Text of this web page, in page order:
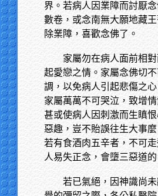
界。若病人因業障而討厭
數卷，或念南無大願地藏
除業障，喜歡念佛了。
家屬勿在病人面前相
起愛戀之情。家屬念佛切
調，以免病人引起悲傷之
家屬萬萬不可哭泣，致增
甚或使病人因刺激而生瞋
惡趣，豈不貽誤往生大事麼
若有食酒肉五辛者，不可
人易失正念，會墮三惡道
若已氣絕，因神識尚